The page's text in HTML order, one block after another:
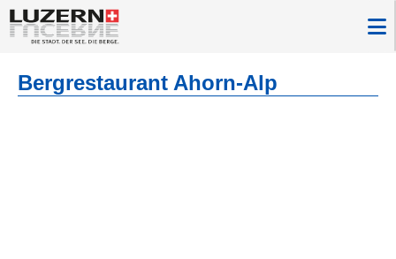
Bergrestaurant Ahorn-Alp